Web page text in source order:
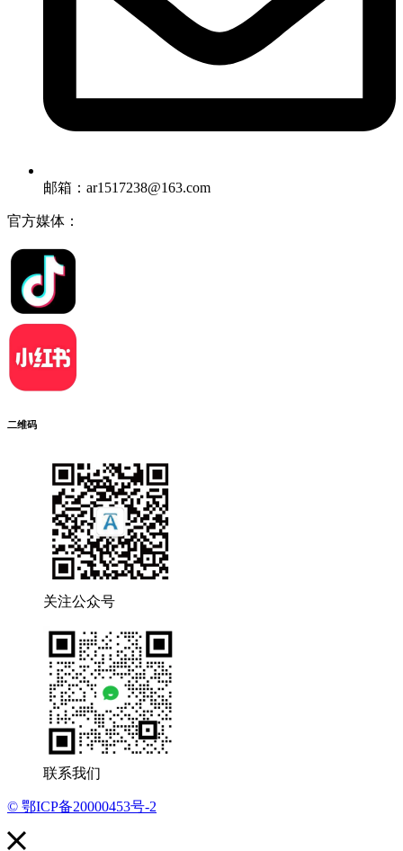
邮箱：ar1517238@163.com
官方媒体：
二维码
关注公众号
联系我们
© 鄂ICP备20000453号-2